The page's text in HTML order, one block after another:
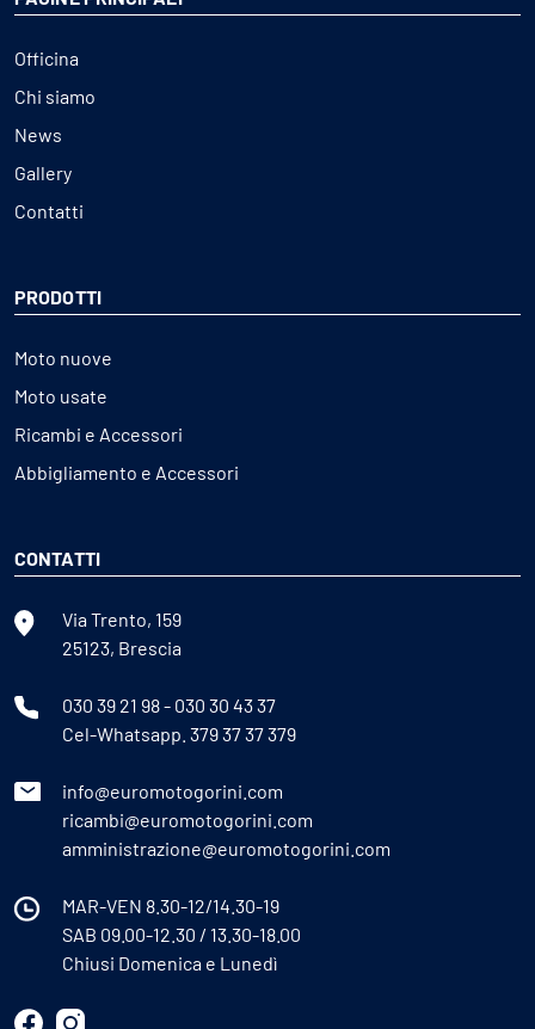
Officina
Chi siamo
News
Gallery
Contatti
PRODOTTI
Moto nuove
Moto usate
Ricambi e Accessori
Abbigliamento e Accessori
CONTATTI
Via Trento, 159
25123, Brescia
030 39 21 98- 030 30 43 37
Cel-Whatsapp. 379 37 37 379
info@euromotogorini.com
ricambi@euromotogorini.com
amministrazione@euromotogorini.com
MAR-VEN 8.30-12/14.30-19
SAB 09.00-12.30 / 13.30-18.00
Chiusi Domenica e Lunedì